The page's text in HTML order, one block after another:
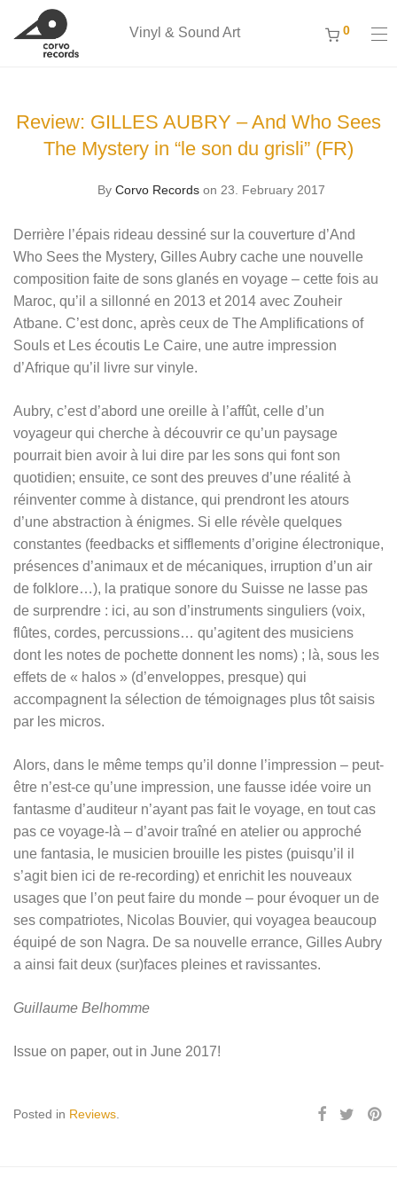
Vinyl & Sound Art 0
Review: GILLES AUBRY – And Who Sees
The Mystery in “le son du grisli” (FR)
By Corvo Records on 23. February 2017
Derrière l’épais rideau dessiné sur la couverture d’And
Who Sees the Mystery, Gilles Aubry cache une nouvelle
composition faite de sons glanés en voyage – cette fois au
Maroc, qu’il a sillonné en 2013 et 2014 avec Zouheir
Atbane. C’est donc, après ceux de The Amplifications of
Souls et Les écoutis Le Caire, une autre impression
d’Afrique qu’il livre sur vinyle.
Aubry, c’est d’abord une oreille à l’affût, celle d’un
voyageur qui cherche à découvrir ce qu’un paysage
pourrait bien avoir à lui dire par les sons qui font son
quotidien; ensuite, ce sont des preuves d’une réalité à
réinventer comme à distance, qui prendront les atours
d’une abstraction à énigmes. Si elle révèle quelques
constantes (feedbacks et sifflements d’origine électronique,
présences d’animaux et de mécaniques, irruption d’un air
de folklore…), la pratique sonore du Suisse ne lasse pas
de surprendre : ici, au son d’instruments singuliers (voix,
flûtes, cordes, percussions… qu’agitent des musiciens
dont les notes de pochette donnent les noms) ; là, sous les
effets de « halos » (d’enveloppes, presque) qui
accompagnent la sélection de témoignages plus tôt saisis
par les micros.
Alors, dans le même temps qu’il donne l’impression – peut-
être n’est-ce qu’une impression, une fausse idée voire un
fantasme d’auditeur n’ayant pas fait le voyage, en tout cas
pas ce voyage-là – d’avoir traîné en atelier ou approché
une fantasia, le musicien brouille les pistes (puisqu’il il
s’agit bien ici de re-recording) et enrichit les nouveaux
usages que l’on peut faire du monde – pour évoquer un de
ses compatriotes, Nicolas Bouvier, qui voyagea beaucoup
équipé de son Nagra. De sa nouvelle errance, Gilles Aubry
a ainsi fait deux (sur)faces pleines et ravissantes.
Guillaume Belhomme
Issue on paper, out in June 2017!
Posted in Reviews